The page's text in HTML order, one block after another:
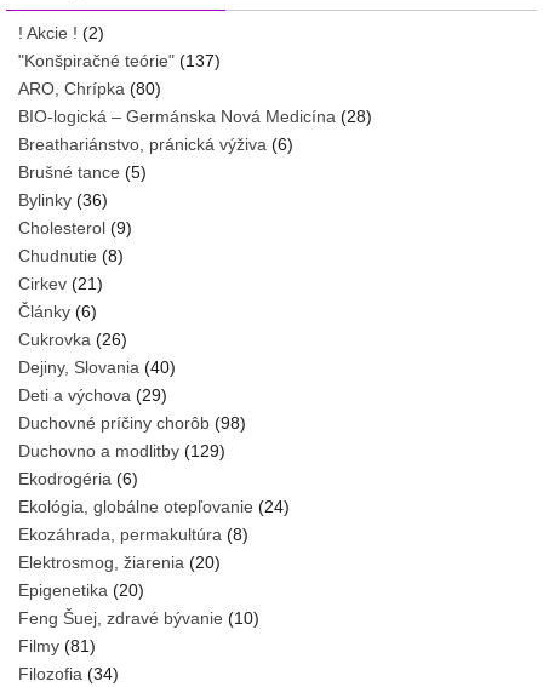
! Akcie ! (2)
"Konšpiračné teórie" (137)
ARO, Chrípka (80)
BIO-logická – Germánska Nová Medicína (28)
Breathariánstvo, pránická výživa (6)
Brušné tance (5)
Bylinky (36)
Cholesterol (9)
Chudnutie (8)
Cirkev (21)
Články (6)
Cukrovka (26)
Dejiny, Slovania (40)
Deti a výchova (29)
Duchovné príčiny chorôb (98)
Duchovno a modlitby (129)
Ekodrogéria (6)
Ekológia, globálne otepľovanie (24)
Ekozáhrada, permakultúra (8)
Elektrosmog, žiarenia (20)
Epigenetika (20)
Feng Šuej, zdravé bývanie (10)
Filmy (81)
Filozofia (34)